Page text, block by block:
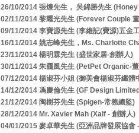
26/10/2014 張煉先生， 吳錦勝先生
02/11/2014 黎耀光先生 (Forever Couple
09/11/2014 李寶源先生 (李維記(寶源)五金
16/11/2014 姚志峰先生，Ms. Charlotte
23/11/2014 楊明霖先生 (盛世家居-創辦人)
30/11/2014 朱靄風先生 (PetPet Organic-
07/12/2014 楊淑芬小姐 (御美會楊淑芬纖體
14/12/2014 馮慶倫先生 (GF Design
21/12/2014 陶樹芬先生 (Spigen-常務總監)
28/12/2014 Mr. Xavier Mah (Xalf - 創辦人)
04/01/2015 麥卓華先生 (亞洲品牌發展協會